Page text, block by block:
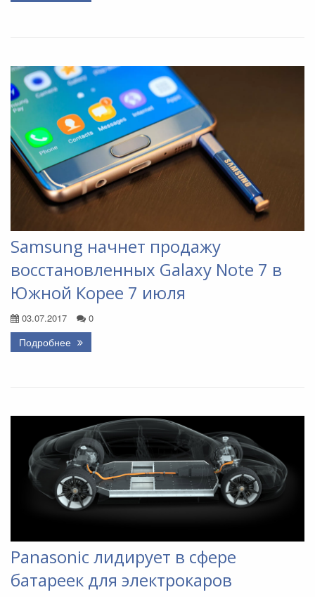
Samsung начнет продажу
восстановленных Galaxy Note 7 в
Южной Корее 7 июля
03.07.2017 0
Подробнее
Panasonic лидирует в сфере
батареек для электрокаров